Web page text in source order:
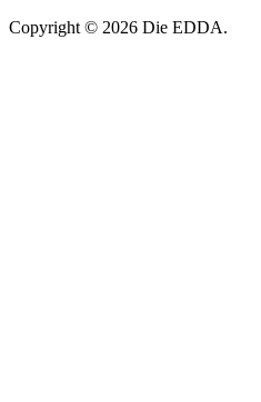
Copyright © 2026 Die EDDA.